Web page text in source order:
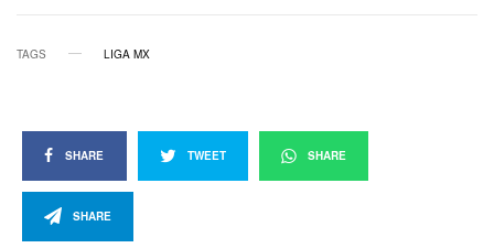
TAGS LIGA MX
SHARE TWEET SHARE
SHARE